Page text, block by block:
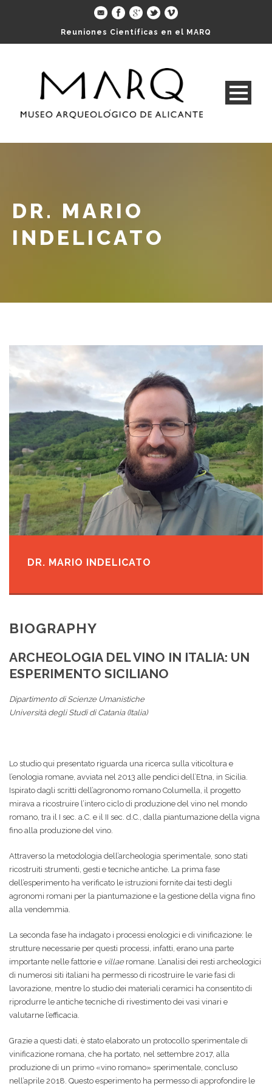
Reuniones Científicas en el MARQ
DR. MARIO
INDELICATO
DR. MARIO INDELICATO
BIOGRAPHY
ARCHEOLOGIA DEL VINO IN ITALIA: UN
ESPERIMENTO SICILIANO
Dipartimento di Scienze Umanistiche
Università degli Studi di Catania (Italia)
Lo studio qui presentato riguarda una ricerca sulla viticoltura e
l’enologia romane, avviata nel 2013 alle pendici dell’Etna, in Sicilia.
Ispirato dagli scritti dell’agronomo romano Columella, il progetto
mirava a ricostruire l’intero ciclo di produzione del vino nel mondo
romano, tra il I sec. a.C. e il II sec. d.C., dalla piantumazione della vigna
fino alla produzione del vino.
Attraverso la metodologia dell’archeologia sperimentale, sono stati
ricostruiti strumenti, gesti e tecniche antiche. La prima fase
dell’esperimento ha verificato le istruzioni fornite dai testi degli
agronomi romani per la piantumazione e la gestione della vigna fino
alla vendemmia.
La seconda fase ha indagato i processi enologici e di vinificazione: le
strutture necessarie per questi processi, infatti, erano una parte
importante nelle fattorie e villaeromane. L’analisi dei resti archeologici
di numerosi siti italiani ha permesso di ricostruire le varie fasi di
lavorazione, mentre lo studio dei materiali ceramici ha consentito di
riprodurre le antiche tecniche di rivestimento dei vasi vinari e
valutarne l’efficacia.
Grazie a questi dati, è stato elaborato un protocollo sperimentale di
vinificazione romana, che ha portato, nel settembre 2017, alla
produzione di un primo «vino romano» sperimentale, concluso
nell’aprile 2018. Questo esperimento ha permesso di approfondire le